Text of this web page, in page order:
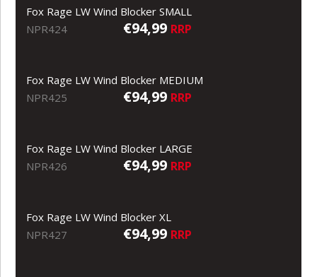
Fox Rage LW Wind Blocker SMALL
NPR424
€94,99 RRP
Fox Rage LW Wind Blocker MEDIUM
NPR425
€94,99 RRP
Fox Rage LW Wind Blocker LARGE
NPR426
€94,99 RRP
Fox Rage LW Wind Blocker XL
NPR427
€94,99 RRP